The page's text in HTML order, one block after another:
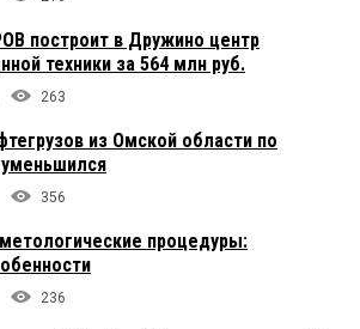
построит в Дружино центр
техники за 564 млн руб.
263
из Омской области по
356
процедуры:
236